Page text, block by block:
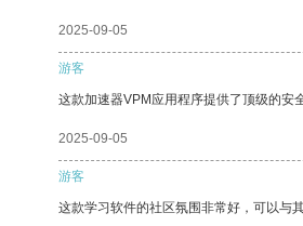
2025-09-05
游客
这款加速器VPM应用程序提供了顶级的安
2025-09-05
游客
这款学习软件的社区氛围非常好，可以与